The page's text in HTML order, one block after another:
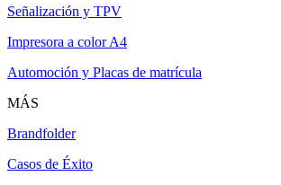
Señalización y TPV
Impresora a color A4
Automoción y Placas de matrícula
MÁS
Brandfolder
Casos de Éxito